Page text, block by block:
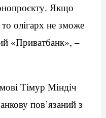
Якщо
олігарх не зможе
«Приватбанк», –
Тімур Міндіч
пов’язаний з